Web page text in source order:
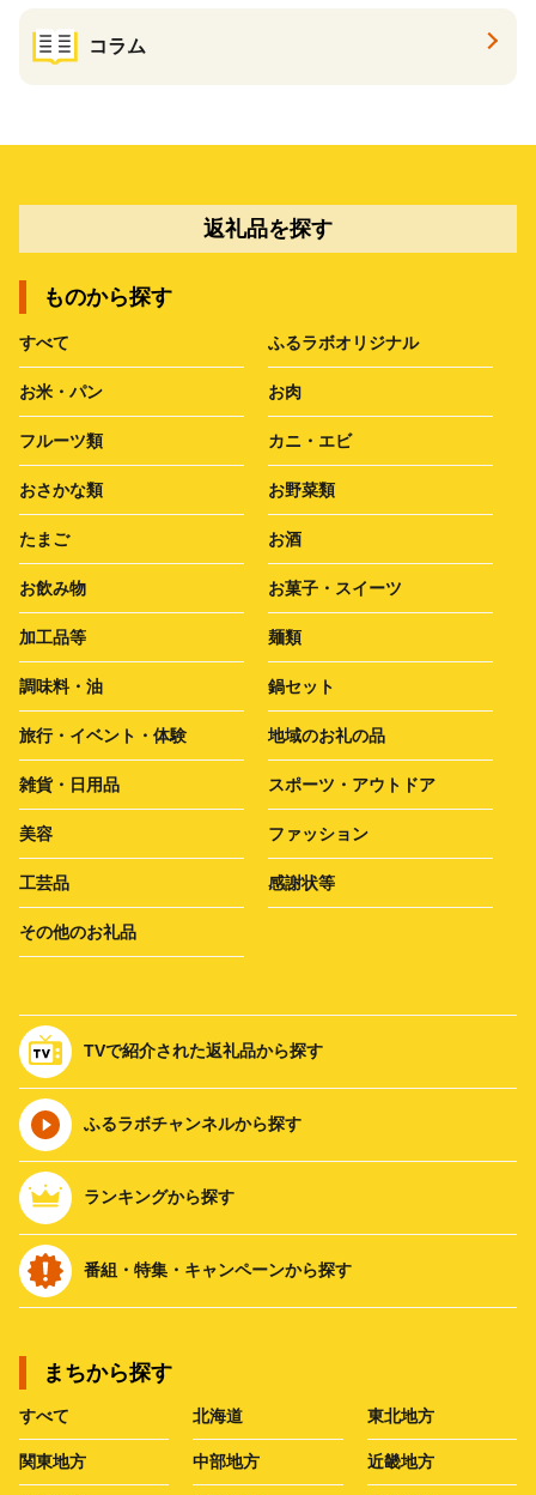
コラム
返礼品を探す
ものから探す
すべて ふるラボオリジナル
お米・パン お肉
フルーツ類 カニ・エビ
おさかな類 お野菜類
たまご お酒
お飲み物 お菓子・スイーツ
加工品等 麺類
調味料・油 鍋セット
旅行・イベント・体験 地域のお礼の品
雑貨・日用品 スポーツ・アウトドア
美容 ファッション
工芸品 感謝状等
その他のお礼品
TVで紹介された返礼品から探す
ふるラボチャンネルから探す
ランキングから探す
番組・特集・キャンペーンから探す
まちから探す
すべて 北海道 東北地方
関東地方 中部地方 近畿地方